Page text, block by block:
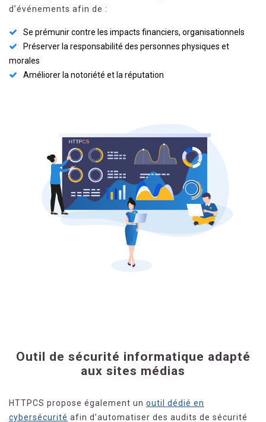
d’événements afin de :
Se prémunir contre les impacts financiers, organisationnels
Préserver la responsabilité des personnes physiques et
morales
Améliorer la notoriété et la réputation
Outil de sécurité informatique adapté
aux sites médias
HTTPCS propose également un outil dédié en
cybersécurité afin d’automatiser des audits de sécurité